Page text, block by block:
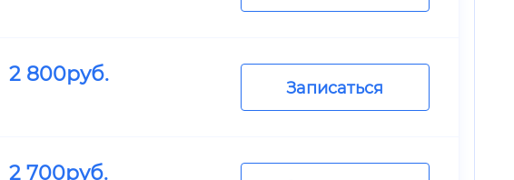
2 800руб.
Записаться
2 700руб.